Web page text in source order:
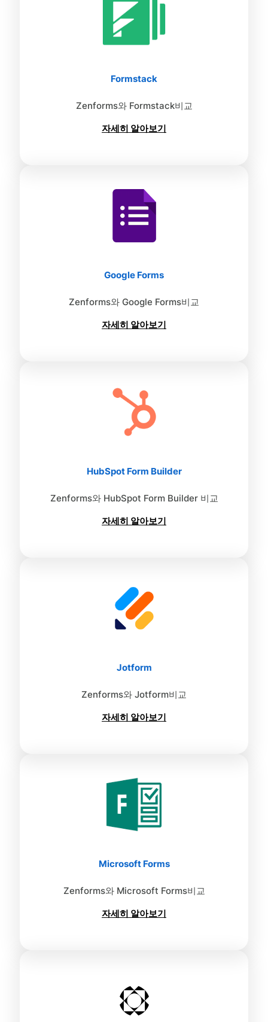
Formstack
Zenforms와 Formstack비교
자세히 알아보기
Google Forms
Zenforms와 Google Forms비교
자세히 알아보기
HubSpot Form Builder
Zenforms와 HubSpot Form Builder 비교
자세히 알아보기
Jotform
Zenforms와 Jotform비교
자세히 알아보기
Microsoft Forms
Zenforms와 Microsoft Forms비교
자세히 알아보기